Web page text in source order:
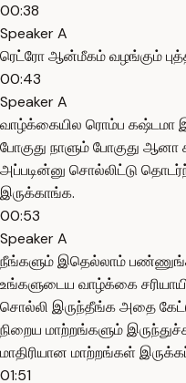
00:38
Speaker A
ரெட்ரோ ஆன்மீகம் வழங்கும்
00:43
Speaker A
வாழ்க்கையில ரொம்ப கஷ்டமா
போகுது நாளும் போகுது
அப்படின்னு சொல்லிட்டு
இருக்காங்க.
00:53
Speaker A
நீங்களும் இதெல்லாம்
உங்களுடைய வாழ்க்கை
சொல்லி இருந்தீங்க அதை
நிறைய மாற்றங்களும்
மாதிரியான மாற்றங்கள்
01:51